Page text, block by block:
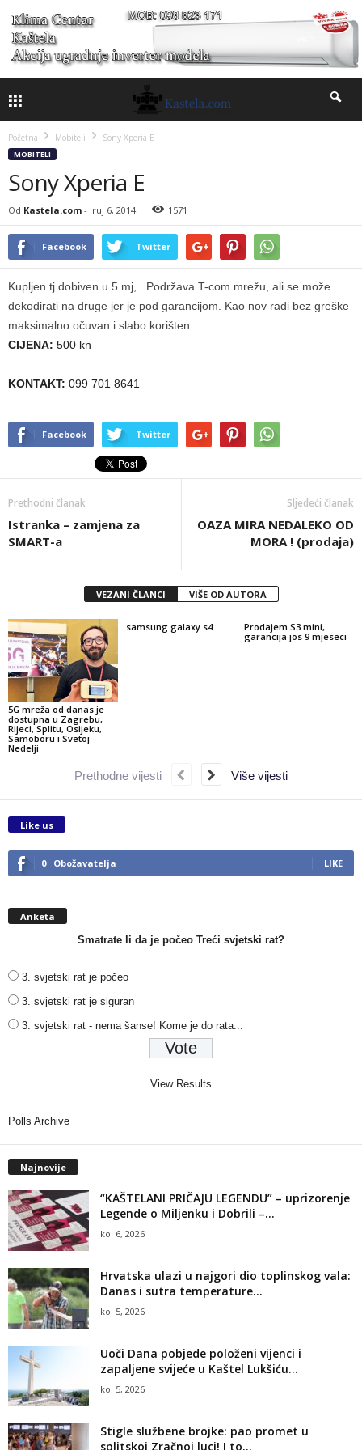
Početna Mobiteli Sony Xperia E
MOBITELI
Sony Xperia E
Od Kastela.com - ruj 6, 2014 1571
Facebook Twitter
Kupljen tj dobiven u 5 mj, . Podržava T-com mrežu, ali se može
dekodirati na druge jer je pod garancijom. Kao nov radi bez greške
maksimalno očuvan i slabo korišten.
CIJENA: 500 kn
KONTAKT: 099 701 8641
Facebook Twitter
Prethodni članak
Istranka – zamjena za
SMART-a
Sljedeći članak
OAZA MIRA NEDALEKO OD
MORA ! (prodaja)
VEZANI ČLANCI VIŠE OD AUTORA
5G mreža od danas je
dostupna u Zagrebu,
Rijeci, Splitu, Osijeku,
Samoboru i Svetoj
Nedelji
samsung galaxy s4
Prodajem S3 mini,
garancija jos 9 mjeseci
Prethodne vijesti Više vijesti
Like us
0 Obožavatelja LIKE
Anketa
Smatrate li da je počeo Treći svjetski rat?
3. svjetski rat je počeo
3. svjetski rat je siguran
3. svjetski rat - nema šanse! Kome je do rata...
View Results
Polls Archive
Najnovije
“KAŠTELANI PRIČAJU LEGENDU” – uprizorenje
Legende o Miljenku i Dobrili –...
kol 6, 2026
Hrvatska ulazi u najgori dio toplinskog vala:
Danas i sutra temperature...
kol 5, 2026
Uoči Dana pobjede položeni vijenci i
zapaljene svijeće u Kaštel Lukšiću...
kol 5, 2026
Stigle službene brojke: pao promet u
splitskoj Zračnoj luci! I to...